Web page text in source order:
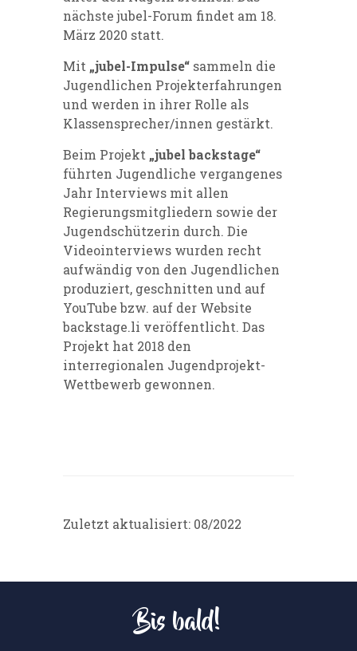
nächste jubel-Forum findet am 18.
März 2020 statt.
Mit „jubel-Impulse“ sammeln die
Jugendlichen Projekterfahrungen
und werden in ihrer Rolle als
Klassensprecher/innen gestärkt.
Beim Projekt „jubel backstage“
führten Jugendliche vergangenes
Jahr Interviews mit allen
Regierungsmitgliedern sowie der
Jugendschützerin durch. Die
Videointerviews wurden recht
aufwändig von den Jugendlichen
produziert, geschnitten und auf
YouTube bzw. auf der Website
backstage.li veröffentlicht. Das
Projekt hat 2018 den
interregionalen Jugendprojekt-
Wettbewerb gewonnen.
Zuletzt aktualisiert: 08/2022
Bis bald!